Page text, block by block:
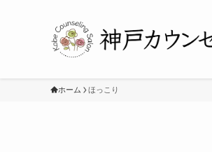
ホーム ほっこり